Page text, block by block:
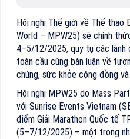
Hội nghị Thế giới về Thể
World – MPW25) sẽ chính
4–5/12/2025, quy tụ các lãnh
toàn cầu cùng bàn luận về
chúng, sức khỏe cộng đồng
Hội nghị MPW25 do Mass
với Sunrise Events Vietnam
điểm Giải Marathon Quốc tế
(5–7/12/2025) – một trong